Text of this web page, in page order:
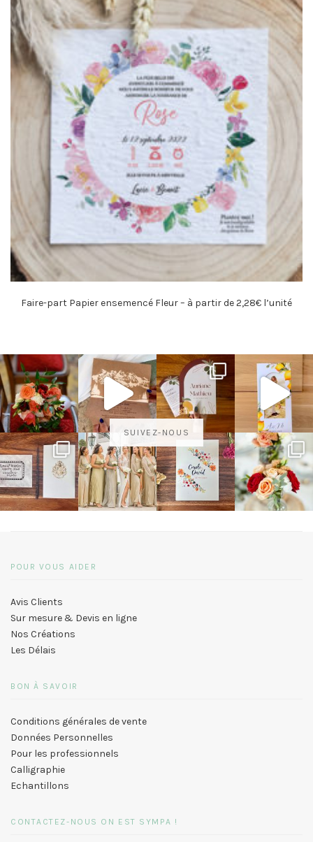
Faire-part Papier ensemencé Fleur – à partir de 2,28€ l’unité
SUIVEZ-NOUS
POUR VOUS AIDER
Avis Clients
Sur mesure & Devis en ligne
Nos Créations
Les Délais
BON À SAVOIR
Conditions générales de vente
Données Personnelles
Pour les professionnels
Calligraphie
Echantillons
CONTACTEZ-NOUS ON EST SYMPA !